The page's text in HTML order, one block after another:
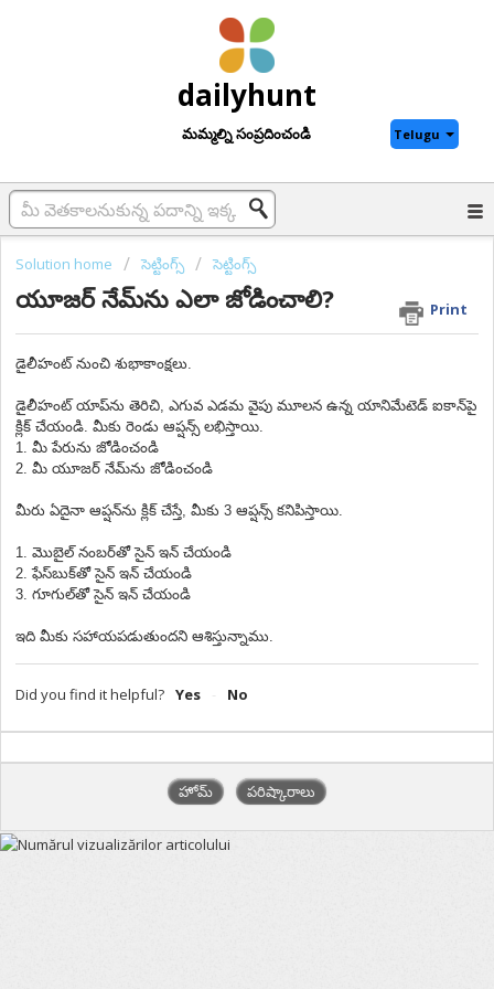
dailyhunt
మమ్మల్ని సంప్రదించండి Telugu
Solution home సెట్టింగ్స్ సెట్టింగ్స్
యూజర్ నేమ్‌ను ఎలా జోడించాలి? Print
డైలీహంట్ నుంచి శుభాకాంక్షలు.
డైలీహంట్ యాప్‌ను తెరిచి, ఎగువ ఎడమ వైపు మూలన ఉన్న యానిమేటెడ్ ఐకాన్‌పై
క్లిక్ చేయండి. మీకు రెండు ఆప్షన్స్ లభిస్తాయి.
1. మీ పేరును జోడించండి
2. మీ యూజర్ నేమ్‌ను జోడించండి
మీరు ఏదైనా ఆప్షన్‌ను క్లిక్ చేస్తే, మీకు 3 ఆప్షన్స్ కనిపిస్తాయి.
1. మొబైల్ నంబర్‌తో సైన్ ఇన్ చేయండి
2. ఫేస్‌బుక్‌తో సైన్ ఇన్ చేయండి
3. గూగుల్‌తో సైన్ ఇన్ చేయండి
ఇది మీకు సహాయపడుతుందని ఆశిస్తున్నాము.
Did you find it helpful? Yes No
హోమ్ పరిష్కారాలు